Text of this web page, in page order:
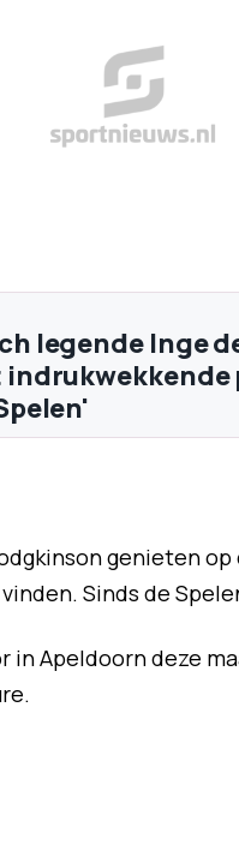
legende Inge
indrukwekkende
genieten
Sinds de
in Apeldoorn deze